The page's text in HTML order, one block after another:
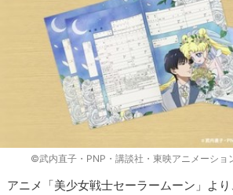
©武内直子・PNP・講談社・東映アニメーシ
アニメ「美少女戦士セーラームーン」よ